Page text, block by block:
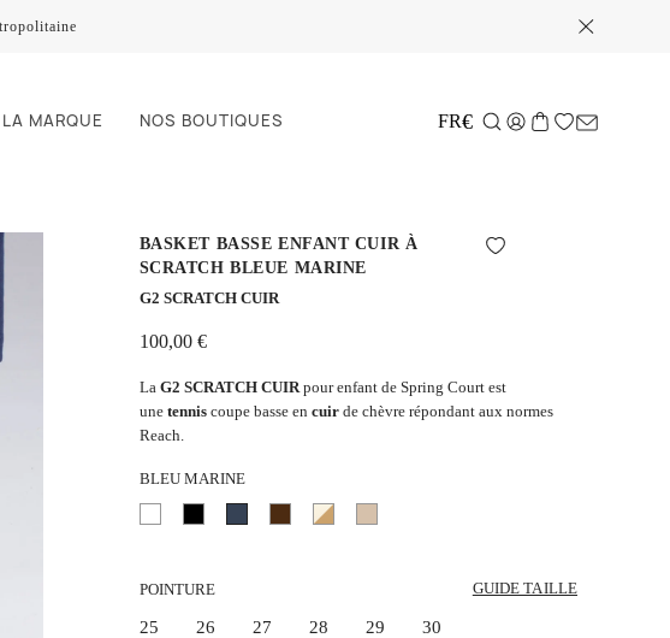
LA MARQUE NOS BOUTIQUES FR€
BASKET BASSE ENFANT CUIR À
SCRATCH BLEUE MARINE
G2 SCRATCH CUIR
100,00 €
La G2 SCRATCH CUIRpour enfant de Spring Court est
unetennis coupe basse en cuirde chèvre répondant aux normes
Reach.
BLEU MARINE
Marron
POINTURE
25 26 27 28 29
30
GUIDE TAILLE